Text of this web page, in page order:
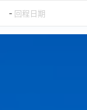
- 回程日期